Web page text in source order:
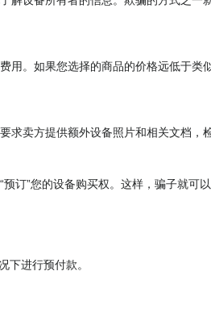
用。如果您选择的商品的价格远低于类
卖方提供额外设备照片和相关文档，
订”您的设备购买权。这样，骗子就可
下进行预付款。